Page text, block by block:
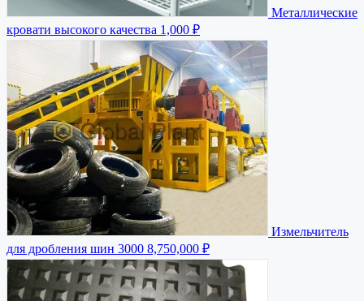
Металлические
кровати высокого качества 1,000 ₽
Измельчитель
для дробления шин 3000 8,750,000 ₽